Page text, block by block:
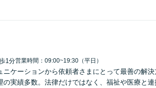
1分営業時間：09:00~19:30（平日）
ニケーションから依頼者さまにとって最善の解
実績多数。法律だけではなく、福祉や医療と